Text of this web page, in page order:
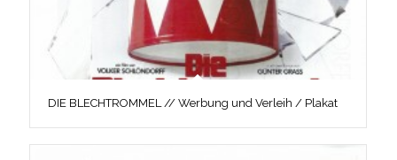
DIE BLECHTROMMEL // Werbung und Verleih / Plakat